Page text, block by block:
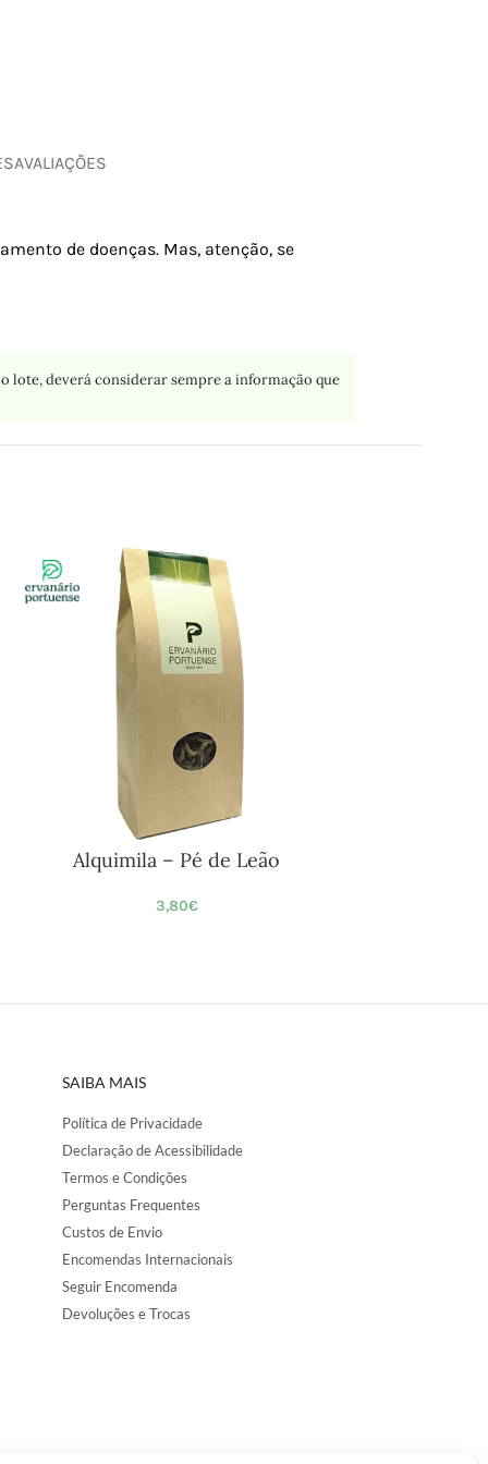
AVALIAÇÕES
de doenças. Mas, atenção, se
deverá considerar sempre a informação que
Alquimila – Pé de Leão
3,80€
SAIBA MAIS
Política de Privacidade
Declaração de Acessibilidade
Termos e Condições
Perguntas Frequentes
Custos de Envio
Encomendas Internacionais
Seguir Encomenda
Devoluções e Trocas